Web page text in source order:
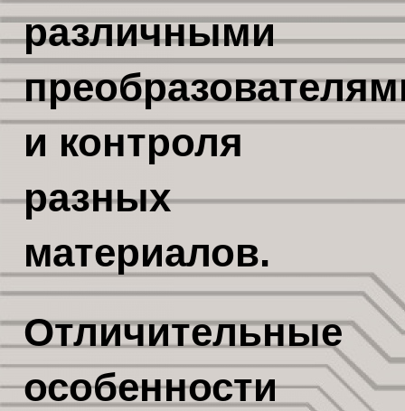
различными
и контроля
разных
материалов.
Отличительные
особенности